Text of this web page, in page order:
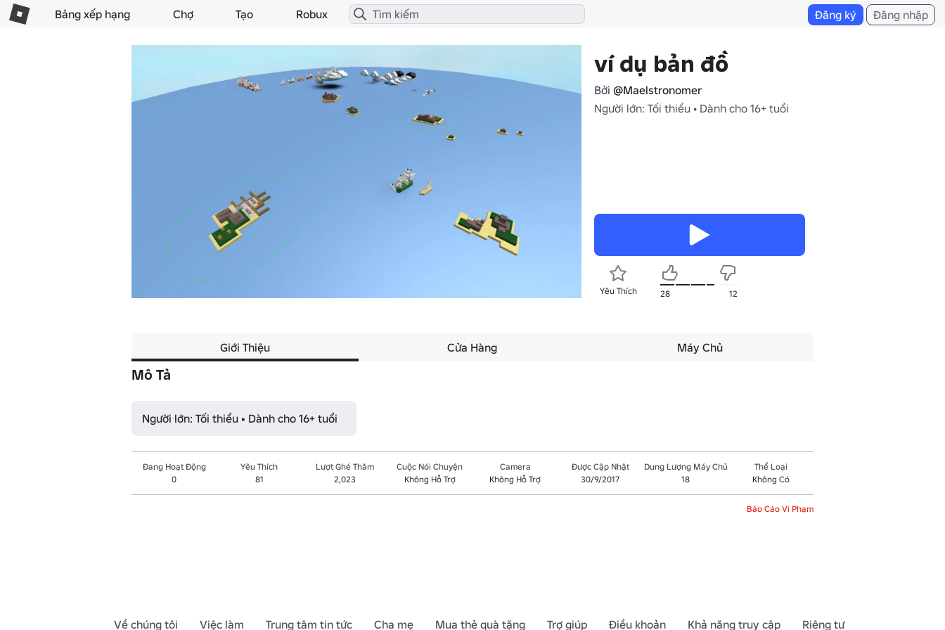
Bảng xếp hạng Chợ Tạo Robux Đăng ký Đăng nhập
ví dụ bản đồ
Bởi @Maelstronomer
Người lớn: Tối thiểu • Dành cho 16+ tuổi
Yêu Thích 28 12
Giới Thiệu Cửa Hàng Máy Chủ
Mô Tả
Người lớn: Tối thiểu • Dành cho 16+ tuổi
Đang Hoạt Động
0
Yêu Thích
81
Lượt Ghé Thăm
2,023
Cuộc Nói Chuyện
Không Hỗ Trợ
Camera
Không Hỗ Trợ
Được Cập Nhật
30/9/2017
Dung Lượng Máy Chủ
18
Thể Loại
Không Có
Báo Cáo Vi Phạm
Về chúng tôi Việc làm Trung tâm tin tức Cha mẹ Mua thẻ quà tặng Trợ giúp Điều khoản Khả năng truy cập Riêng tư